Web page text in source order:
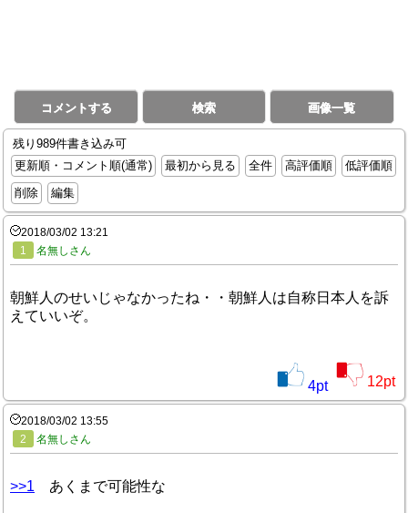
コメントする 検索 画像一覧
残り989件書き込み可
更新順・コメント順(通常)
最初から見る 全件 高評価順
低評価順
削除
編集
2018/03/02 13:21
1
名無しさん
朝鮮人のせいじゃなかったね・・朝鮮人は自称日本人を訴
えていいぞ。
4pt 12pt
2018/03/02 13:55
2
名無しさん
>>1 あくまで可能性な